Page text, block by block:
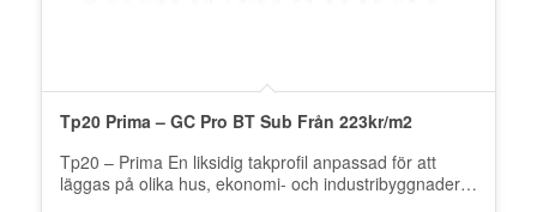
Tp20 Prima – GC Pro BT Sub Från 223kr/m2
Tp20 – Prima En liksidig takprofil anpassad för att
läggas på olika hus, ekonomi- och industribyggnader.